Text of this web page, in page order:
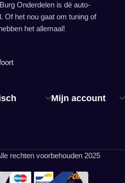
Mijn account
Onderdelen is dé auto-
Of het nou gaat om tuning of
het allemaal!
rechten voorbehouden 2025